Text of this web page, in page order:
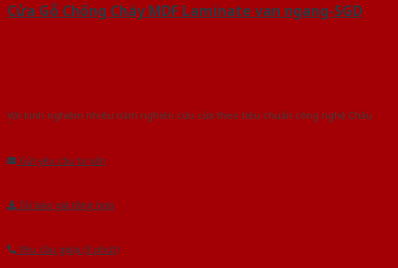
Cửa Gỗ Chống Cháy MDF Laminate van ngang-SGD
Với kinh nghiệm nhiêu năm nghiên cứu cửa theo tiêu chuẩn công nghệ Châu
Gửi yêu cầu tư vấn
Tải báo giá tổng hợp
Yêu cầu gọi lại (3 phút)